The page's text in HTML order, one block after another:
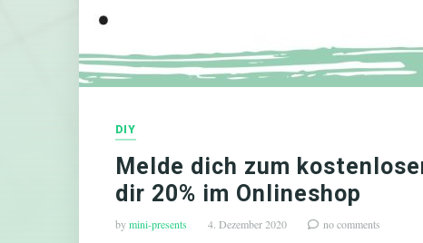
DIY
Melde dich zum
dir 20% im Onlineshop
bymini-presents 4. Dezember 2020 no comments